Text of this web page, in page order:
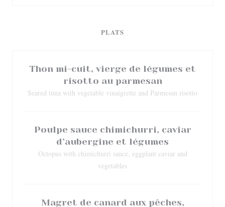
PLATS
Thon mi-cuit, vierge de légumes et
risotto au parmesan
Seared tuna with vegetable vinaigrette and Parmesan risotto
Poulpe sauce chimichurri, caviar
d’aubergine et légumes
Octopus with chimichurri sauce, eggplant caviar and
vegetables
Magret de canard aux pêches,